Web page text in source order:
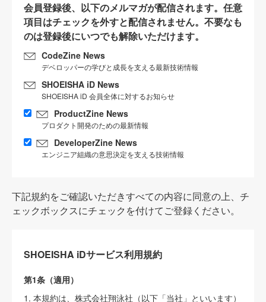
会員登録後、以下のメルマガが配信されます。任意
項目はチェックを外すと配信されません。不要なも
のは登録後にいつでも解除いただけます。
CodeZine News
デベロッパーの学びと成長を支える最新技術情報
SHOEISHA iD News
SHOEISHA iD 会員全体に対するお知らせ
ProductZine News
プロダクト開発のための最新情報
DeveloperZine News
エンジニア組織の意思決定を支える技術情報
下記規約をご確認いただきすべての内容に同意の上、チ
ェックボックスにチェックを付けてご登録ください。
SHOEISHA iDサービス利用規約
第1条（適用）
1. 本規約は、株式会社翔泳社（以下「当社」といいます）